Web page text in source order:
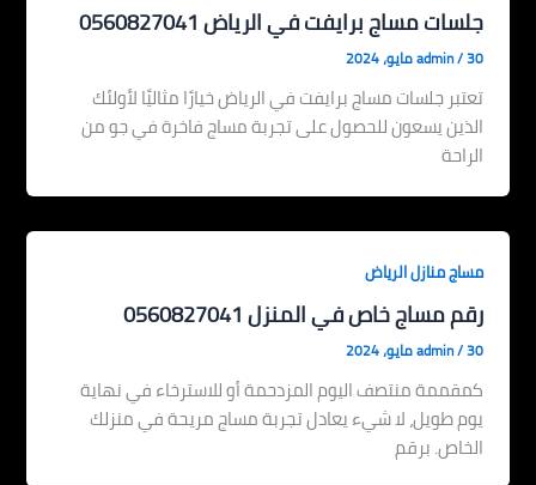
جلسات مساج برايفت في الرياض 0560827041
admin/30 مايو، 2024
تعتبر جلسات مساج برايفت في الرياض خيارًا مثاليًا لأولئك
الذين يسعون للحصول على تجربة مساج فاخرة في جو من
الراحة
مساج منازل الرياض
رقم مساج خاص في المنزل 0560827041
admin/30 مايو، 2024
كمقممة منتصف اليوم المزدحمة أو للاسترخاء في نهاية
يوم طويل، لا شيء يعادل تجربة مساج مريحة في منزلك
الخاص. برقم